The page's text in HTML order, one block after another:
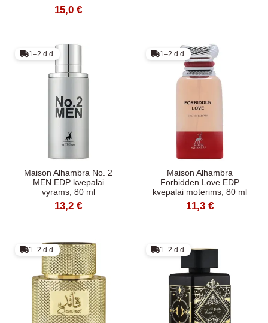
15,0 €
1–2 d.d.
Maison Alhambra No. 2
MEN EDP kvepalai
vyrams, 80 ml
13,2 €
1–2 d.d.
Maison Alhambra
Forbidden Love EDP
kvepalai moterims, 80 ml
11,3 €
1–2 d.d. 1–2 d.d.